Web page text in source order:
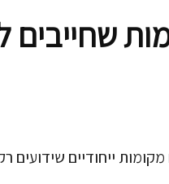
ייחודיים שידועים